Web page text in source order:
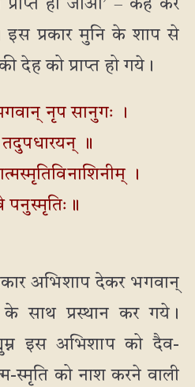
प्राप्त हो जाओ’ – कह कर
इस प्रकार मुनि के शाप से
की देह को प्राप्त हो गये।
नृप सानुगः ।
तदुपधारयन् ॥
।
पनुस्मृतिः॥
अभिशाप देकर भगवान्
साथ प्रस्थान कर गये।
इस अभिशाप को दैव-
स्मृति को नाश करने वाली